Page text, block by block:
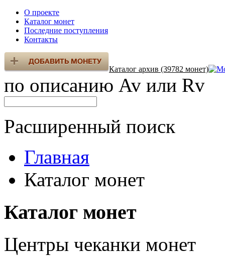
О проекте
Каталог монет
Последние поступления
Контакты
Каталог архив (39782 монет)
по описанию Av или Rv
Расширенный поиск
Главная
Каталог монет
Каталог монет
Центры чеканки монет